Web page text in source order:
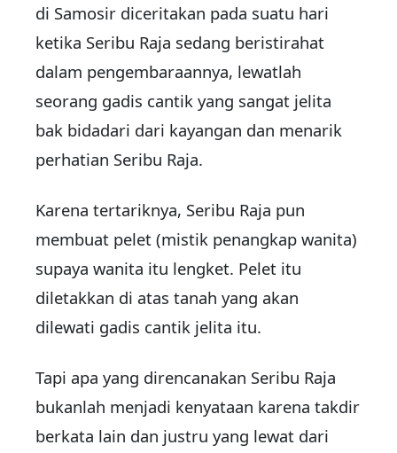
di Samosir diceritakan pada suatu hari
ketika Seribu Raja sedang beristirahat
dalam pengembaraannya, lewatlah
seorang gadis cantik yang sangat jelita
bak bidadari dari kayangan dan menarik
perhatian Seribu Raja.
Karena tertariknya, Seribu Raja pun
membuat pelet (mistik penangkap wanita)
supaya wanita itu lengket. Pelet itu
diletakkan di atas tanah yang akan
dilewati gadis cantik jelita itu.
Tapi apa yang direncanakan Seribu Raja
bukanlah menjadi kenyataan karena takdir
berkata lain dan justru yang lewat dari